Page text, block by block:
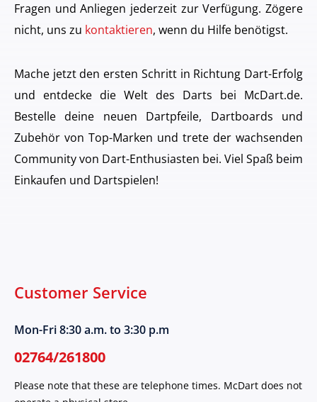
Fragen und Anliegen jederzeit zur Verfügung. Zögere
nicht, uns zu kontaktieren, wenn du Hilfe benötigst.
Mache jetzt den ersten Schritt in Richtung Dart-Erfolg
und entdecke die Welt des Darts bei McDart.de.
Bestelle deine neuen Dartpfeile, Dartboards und
Zubehör von Top-Marken und trete der wachsenden
Community von Dart-Enthusiasten bei. Viel Spaß beim
Einkaufen und Dartspielen!
Customer Service
Mon-Fri 8:30 a.m. to 3:30 p.m
02764/261800
Please note that these are telephone times. McDart does not